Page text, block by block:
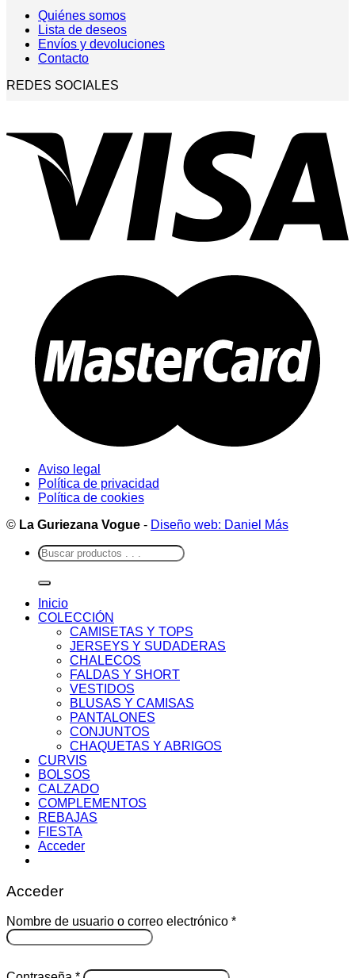
Quiénes somos
Lista de deseos
Envíos y devoluciones
Contacto
REDES SOCIALES
Aviso legal
Política de privacidad
Política de cookies
© La Guriezana Vogue - Diseño web: Daniel Más
Buscar
por:
Inicio
COLECCIÓN
CAMISETAS Y TOPS
JERSEYS Y SUDADERAS
CHALECOS
FALDAS Y SHORT
VESTIDOS
BLUSAS Y CAMISAS
PANTALONES
CONJUNTOS
CHAQUETAS Y ABRIGOS
CURVIS
BOLSOS
CALZADO
COMPLEMENTOS
REBAJAS
FIESTA
Acceder
Acceder
Nombre de usuario o correo electrónico *Obligatorio
Obligatorio